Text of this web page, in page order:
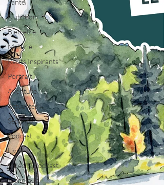
Santé
Nutrition
Bien être
Matériel
Récits Inspirants
Portrait
Aventure
Actualités
Sécurité
Podcast
Livre
Vidéo & Podcast
Technique